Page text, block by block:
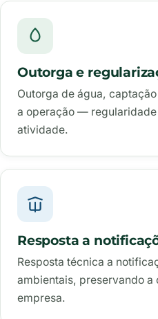
Outorga e
Outorga de água,
a operação — regularidade
atividade.
Resposta a
Resposta técnica a
ambientais, preservando a
empresa.